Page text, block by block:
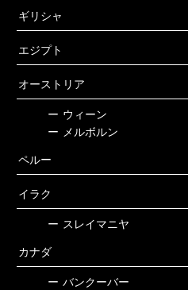
ギリシャ
エジプト
オーストリア
ー ウィーン
ー
メルボルン
ペルー
イラク
ー スレイマニヤ
カナダ
ー バンクーバー